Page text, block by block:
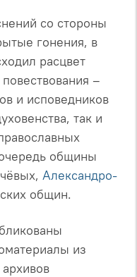
со стороны
гонения, в
расцвет
–
и исповедников
так и
общины
Александро-
общин.
из